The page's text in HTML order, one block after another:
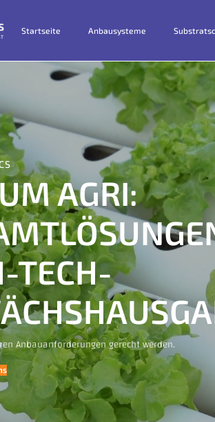
Startseite Anbausysteme
AGRI:
TECH-
Anbauanforderungen gerecht werden.